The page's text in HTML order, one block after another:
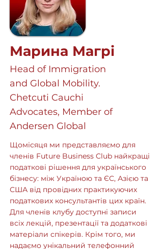
Марина Магрі
Head of Immigration
and Global Mobility.
Chetcuti Cauchi
Advocates, Member of
Andersen Global
Щомісяця ми представляємо для
членів Future Business Club найкращі
податкові рішення для українського
бізнесу: між Україною та ЄС, Азією та
США від провідних практикуючих
податкових консультантів цих країн.
Для членів клубу доступні записи
всіх лекцій, презентації та додаткові
матеріали спікерів. Крім того, ми
надаємо унікальний телефонний